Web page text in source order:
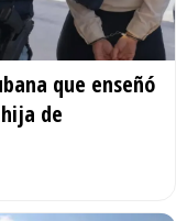
que enseñó
de